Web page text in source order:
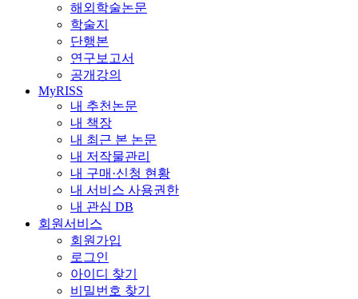
해외학술논문
학술지
단행본
연구보고서
공개강의
MyRISS
내 추천논문
내 책장
내 최근 본 논문
내 저작물관리
내 구매·신청 현황
내 서비스 사용권한
내 관심 DB
회원서비스
회원가입
로그인
아이디 찾기
비밀번호 찾기